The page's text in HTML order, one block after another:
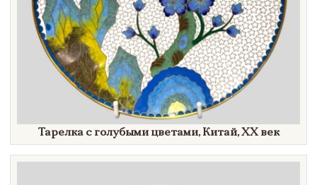
Тарелка с голубыми цветами, Китай,XX век